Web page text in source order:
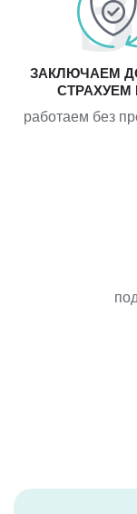
ЗАКЛЮЧАЕМ
СТРАХУЕМ
работаем без